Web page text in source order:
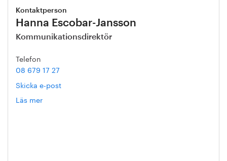
Kontaktperson
Hanna Escobar-Jansson
Kommunikationsdirektör
Telefon
08 679 17 27
Skicka e-post
Läs mer